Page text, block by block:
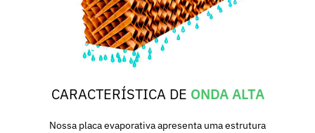
CARACTERÍSTICA DE ONDA ALTA
Nossa placa evaporativa apresenta uma estrutura